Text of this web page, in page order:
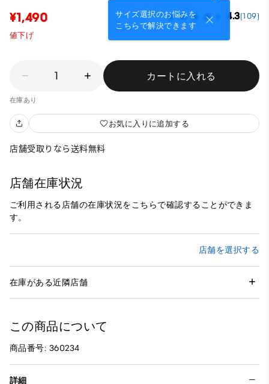
サイズ選択のお悩みを
こちらで解決できます
¥1,490 4.3(109)
値下げ
1 カートに入れる
在庫あり
お気に入りに追加する
店舗受取りなら送料無料
店舗在庫状況
ご利用される店舗の在庫状況をこちらで確認することができま
す。
店舗を選択する
在庫がある近隣店舗
この商品について
商品番号: 360234
詳細